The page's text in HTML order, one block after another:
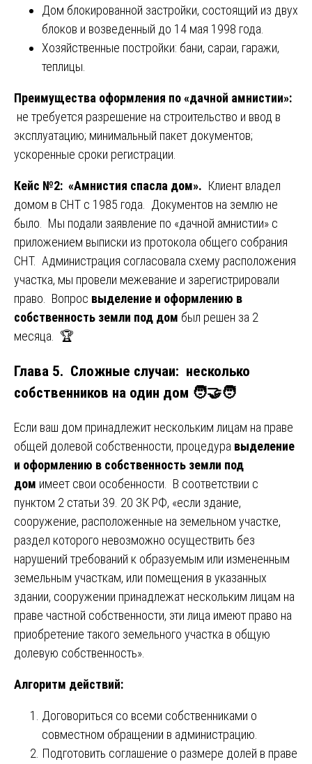
Дом блокированной застройки, состоящий из двух
блоков и возведенный до 14 мая 1998 года.
Хозяйственные постройки: бани, сараи, гаражи,
теплицы.
Преимущества оформления по «дачной амнистии»:
не требуется разрешение на строительство и ввод в
эксплуатацию; минимальный пакет документов;
ускоренные сроки регистрации.
Кейс №2: «Амнистия спасла дом». Клиент владел
домом в СНТ с 1985 года. Документов на землю не
было. Мы подали заявление по «дачной амнистии» с
приложением выписки из протокола общего собрания
СНТ. Администрация согласовала схему расположения
участка, мы провели межевание и зарегистрировали
право. Вопрос выделение и оформлению в
собственность земли под дом был решен за 2
месяца. 🏆
Глава 5. Сложные случаи: несколько
собственников на один дом 🧑‍🤝‍🧑
Если ваш дом принадлежит нескольким лицам на праве
общей долевой собственности, процедура выделение
и оформлению в собственность земли под
дом имеет свои особенности. В соответствии с
пунктом 2 статьи 39. 20 ЗК РФ, «если здание,
сооружение, расположенные на земельном участке,
раздел которого невозможно осуществить без
нарушений требований к образуемым или измененным
земельным участкам, или помещения в указанных
здании, сооружении принадлежат нескольким лицам на
праве частной собственности, эти лица имеют право на
приобретение такого земельного участка в общую
долевую собственность».
Алгоритм действий:
Договориться со всеми собственниками о
совместном обращении в администрацию.
Подготовить соглашение о размере долей в праве